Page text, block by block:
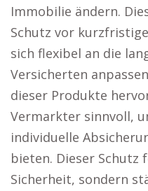
Immobilie ändern.
Schutz vor
sich flexibel an die
Versicherten
dieser Produkte
Vermarkter sinnvoll,
individuelle
bieten. Dieser
Sicherheit, sondern